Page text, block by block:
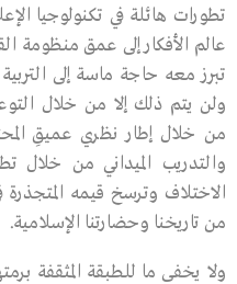
تطورات هائلة في تكنولوجيا
عالم الأفكار إلى عمق منظومة
تبرز معه حاجة ماسة إلى
ولن يتم ذلك إلا من خلال
من خلال إطار نظري عميقِ
والتدريب الميداني من خلال
الاختلاف وترسخ قيمه
من تاريخنا وحضارتنا الإسلامية.
ولا يخفى ما للطبقة المثقفة